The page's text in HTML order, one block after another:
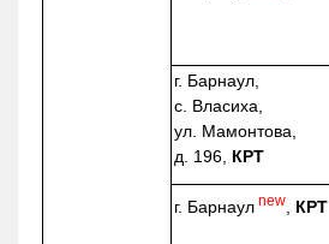
г. Барнаул,
с. Власиха,
ул. Мамонтова,
д. 196, КРТ
г. Барнаул new КРТ